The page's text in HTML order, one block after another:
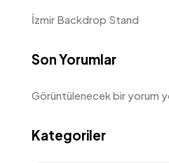
İzmir Backdrop Stand
Son Yorumlar
Görüntülenecek bir yorum
Kategoriler